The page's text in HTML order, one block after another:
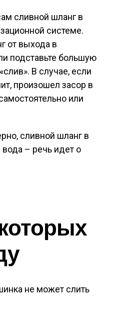
сливной шланг в
системе.
от выхода в
подставьте большую
В случае, если
произошел засор в
или
сливной шланг в
– речь идет о
не может слить